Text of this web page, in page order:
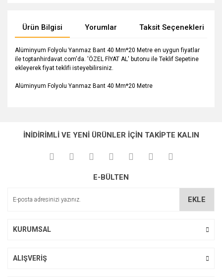
Ürün Bilgisi Yorumlar Taksit Seçenekleri
Alüminyum Folyolu Yanmaz Bant 40 Mm*20 Metre en uygun fiyatlar
ile toptanhirdavat.com'da. 'ÖZEL FİYAT AL' butonu ile Teklif Sepetine
ekleyerek fiyat teklifi isteyebilirsiniz.
Alüminyum Folyolu Yanmaz Bant 40 Mm*20 Metre
Yorum Yaz
kullanarak tarafımıza iletebilirsiniz.
Görüş ve önerileriniz için teşekkür ederiz.
Ürün açıklamasında eksik bilgiler bulunuyor.
İNİDİRİMLİ VE YENİ ÜRÜNLER İÇİN TAKİPTE KALIN
E-BÜLTEN
EKLE
KURUMSAL
ALIŞVERİŞ